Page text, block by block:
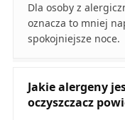
Dla osoby z
oznacza to mniej
spokojniejsze noce.
Jakie alergeny
oczyszczacz